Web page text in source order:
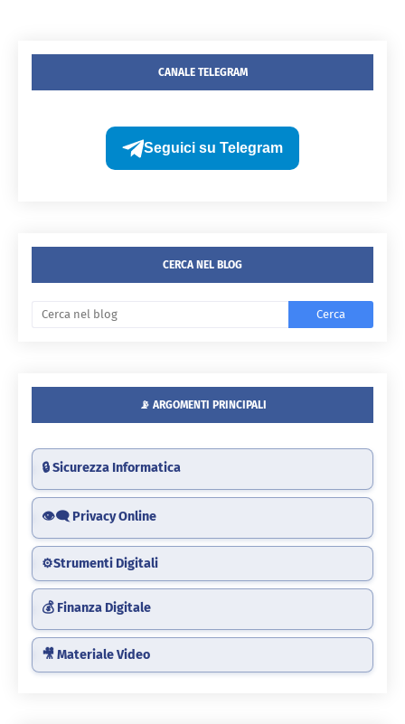
CANALE TELEGRAM
Seguici su Telegram
CERCA NEL BLOG
📡 ARGOMENTI PRINCIPALI
🔒 Sicurezza Informatica
👁️‍🗨️ Privacy Online
⚙️Strumenti Digitali
💰 Finanza Digitale
🎥 Materiale Video